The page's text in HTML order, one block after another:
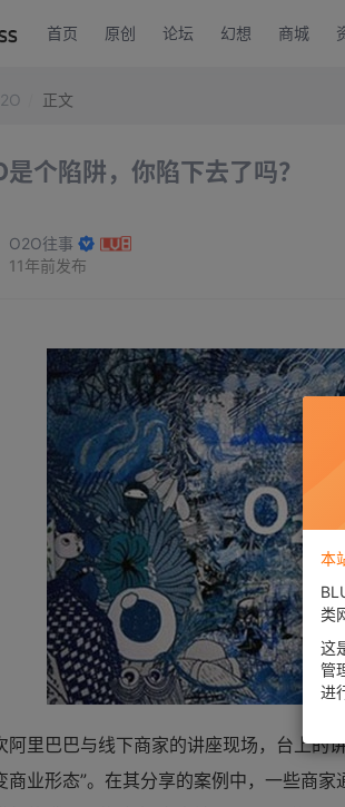
首页 原创 论坛 幻想 商城
正文
是个陷阱，你陷下去了吗？
O2O往事
11年前发布
阿里巴巴与线下商家的讲座现场，台上的
商业形态”。在其分享的案例中，一些商
本
类
这
管
进